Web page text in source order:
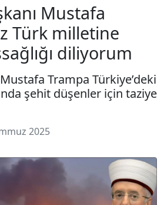
Mustafa
Türk milletine
diliyorum
Trampa Türkiye’deki
şehit düşenler için taziye
2025